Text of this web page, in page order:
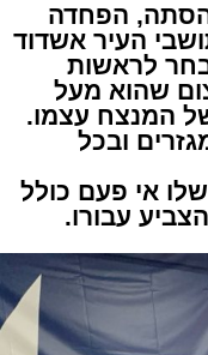
הפחדה
העיר אשדוד
לראשות
שהוא מעל
של המנצח עצמו.
ובכל
אי פעם כולל
עבורו.